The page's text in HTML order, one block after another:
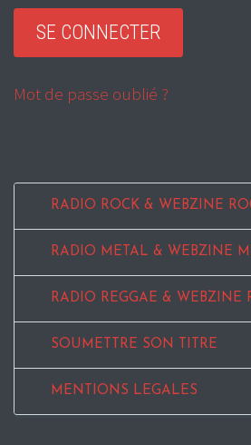
Mot de passe oublié ?
RADIO ROCK & WEBZINE
RADIO METAL & WEBZINE
RADIO REGGAE & WEBZINE
SOUMETTRE SON TITRE
MENTIONS LEGALES